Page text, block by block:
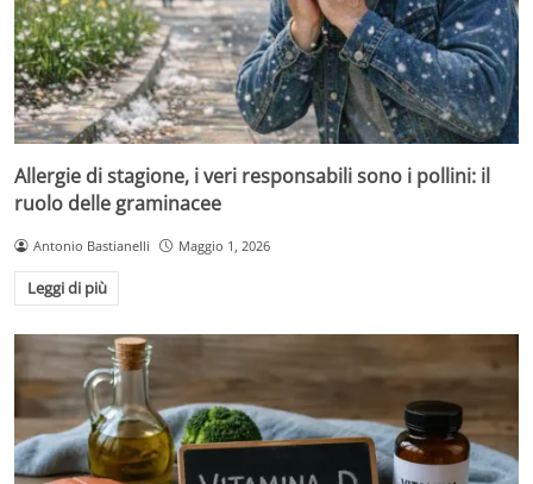
Allergie di stagione, i veri responsabili sono i pollini: il
ruolo delle graminacee
Antonio Bastianelli Maggio 1, 2026
Leggi di più